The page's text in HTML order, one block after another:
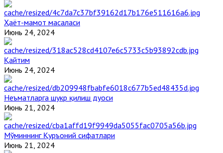
Ҳаёт-мамот масаласи
Июнь 24, 2024
Қайтим
Июнь 24, 2024
Неъматларга шукр қилиш дуоси
Июнь 21, 2024
Мўминнинг Қуръоний сифатлари
Июнь 21, 2024